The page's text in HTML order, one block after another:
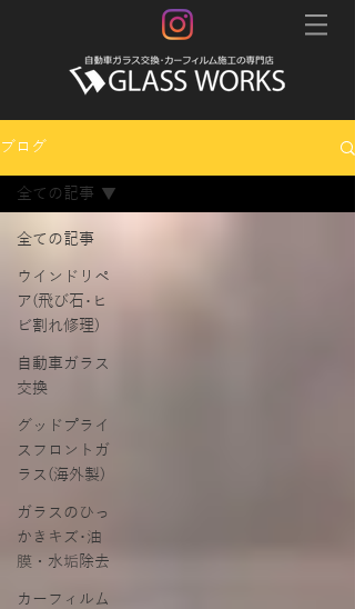
ブログ
全ての記事
ウインドリペ
ア(飛び石･ヒ
ビ割れ修理)
自動車ガラス
交換
グッドプライ
スフロントガ
ラス(海外製)
ガラスのひっ
かきキズ･油
膜・水垢除去
カーフィルム
全ての記事